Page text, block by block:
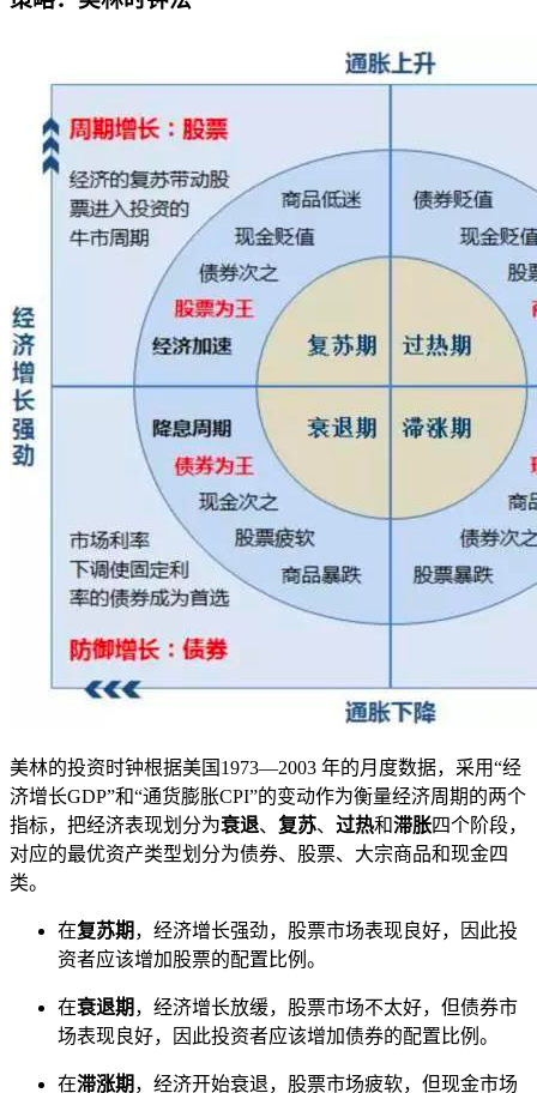
美林的投资时钟根据美国1973—2003 年的月度数据，采用“经
济增长GDP”和“通货膨胀CPI”的变动作为衡量经济周期的两个
指标，把经济表现划分为衰退、 复苏、 过热和滞胀四个阶段，
对应的最优资产类型划分为债券、股票、大宗商品和现金四
类。
在复苏期 ，经济增长强劲，股票市场表现良好，因此投
资者应该增加股票的配置比例。
在衰退期 ，经济增长放缓，股票市场不太好，但债券市
场表现良好，因此投资者应该增加债券的配置比例。
在滞涨期 ，经济开始衰退，股票市场疲软，但现金市场